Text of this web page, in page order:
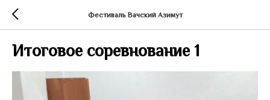
Фестиваль Вачский Азимут
Итоговое соревнование 1